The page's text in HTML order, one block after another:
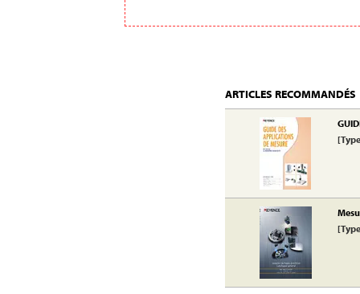
ARTICLES RECOMMANDÉS